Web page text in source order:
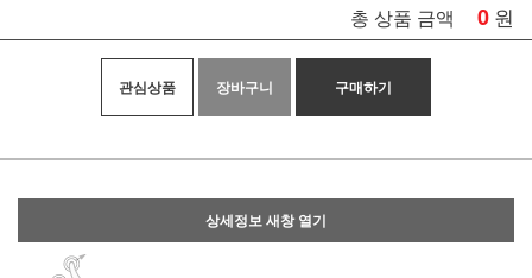
총 상품 금액 0 원
관심상품 장바구니 구매하기
상세정보 새창 열기